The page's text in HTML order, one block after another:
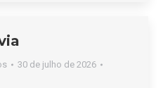
30 de julho de 2026